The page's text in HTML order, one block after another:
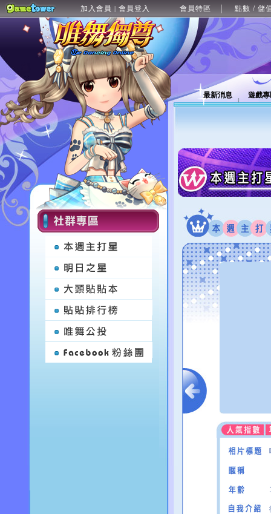
加入會員 | 會員登入 會員特區 點數 / 儲
最新消息 遊戲